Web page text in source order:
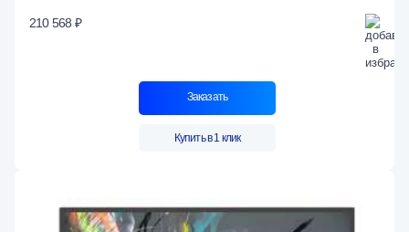
210 568 ₽
Заказать
Купить в 1 клик